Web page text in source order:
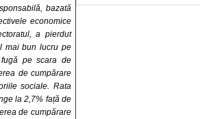
bazată
economice
a pierdut
mai bun lucru pe
pe scara de
de cumpărare
sociale. Rata
la 2,7% față de
de cumpărare